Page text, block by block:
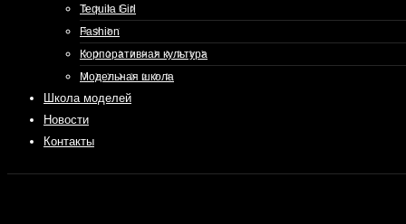
Tequila Girl
Fashion
Корпоративная культура
Модельная школа
Школа моделей
Новости
Контакты